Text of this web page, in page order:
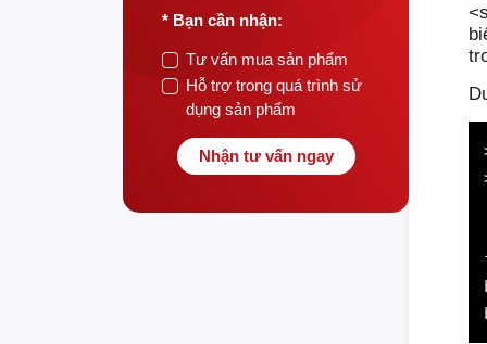
* Bạn cần nhận:
Tư vấn mua sản phẩm
Hỗ trợ trong quá trình sử
dụng sản phẩm
Nhận tư vấn ngay